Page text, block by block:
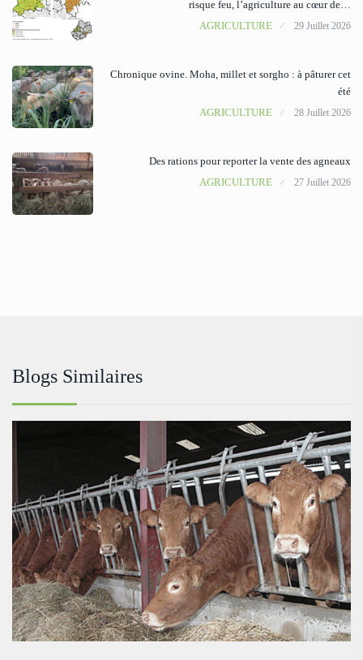
risque feu, l’agriculture au cœur de…
AGRICULTURE
29 Juillet 2026
Chronique ovine. Moha, millet et sorgho : à pâturer cet
été
AGRICULTURE
28 Juillet 2026
Des rations pour reporter la vente des agneaux
AGRICULTURE
27 Juillet 2026
Blogs Similaires